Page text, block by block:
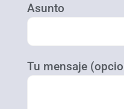
Asunto
Tu mensaje